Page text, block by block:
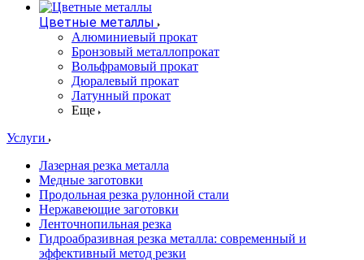
Цветные металлы
Алюминиевый прокат
Бронзовый металлопрокат
Вольфрамовый прокат
Дюралевый прокат
Латунный прокат
Еще
Услуги
Лазерная резка металла
Медные заготовки
Продольная резка рулонной стали
Нержавеющие заготовки
Ленточнопильная резка
Гидроабразивная резка металла: современный и
эффективный метод резки